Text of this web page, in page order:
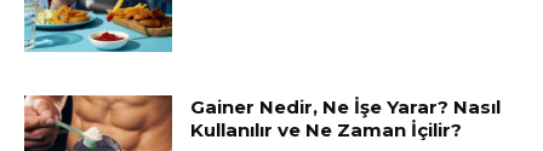
Gainer Nedir, Ne İşe Yarar? Nasıl
Kullanılır ve Ne Zaman İçilir?